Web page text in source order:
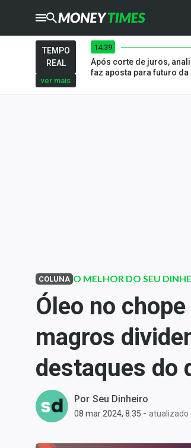
CRYPTOTIMES
TIMES
Ibovespa
Carteiras Recomendadas
Central de Dividendos
Central de Fundos
Central dos IPOs
Renda Fixa
Mercados
Economia
Empresas
TEMPO
REAL
ver mais
14:39
Após corte de juros,
faz aposta para futuro da
COLUNA O MELHOR DO SEU
Óleo no
magros
destaques do
Por Seu Dinheiro
08 mar 2024, 8:35 - atualizado